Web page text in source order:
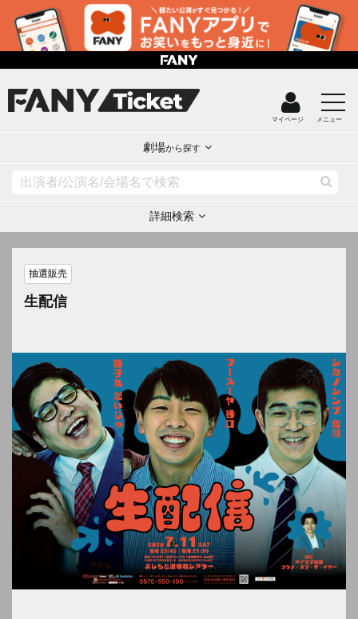
マイページ メニュー
劇場から探す
詳細検索
抽選販売
生配信